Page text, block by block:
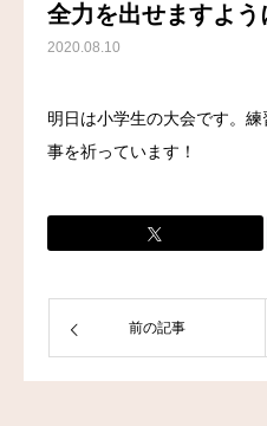
全力を出せますよう
2020.08.10
明日は小学生の大会です。
事を祈っています！
前の記事
HOME
教室概要
よくある質問
お問い合わせ